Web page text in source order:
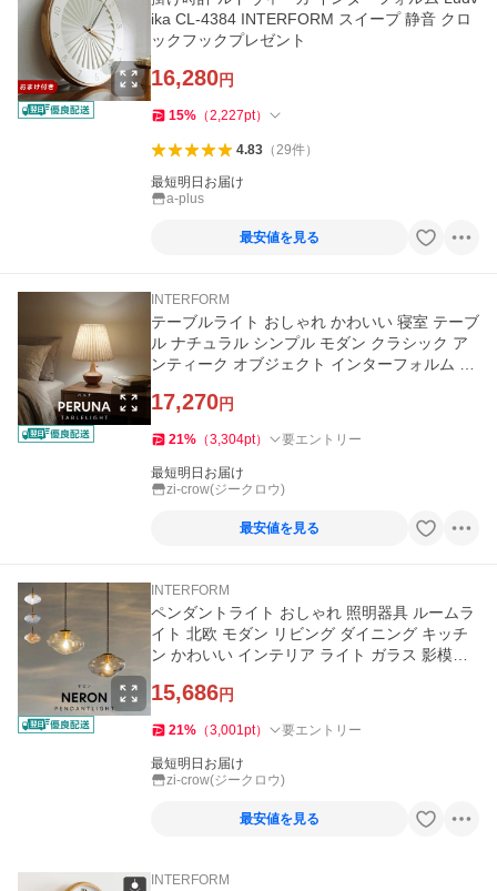
ika CL-4384 INTERFORM スイープ 静音 クロ
ックフックプレゼント
16,280円
15% （2,227pt）
4.83（29件）
最短明日お届け
a-plus
最安値を見る
INTERFORM
テーブルライト おしゃれ かわいい 寝室 テーブ
ル ナチュラル シンプル モダン クラシック ア
ンティーク オブジェクト インターフォルム 1
17,270円
21% （3,304pt） 要エントリー
最短明日お届け
zi-crow(ジークロウ)
最安値を見る
INTERFORM
ペンダントライト おしゃれ 照明器具 ルームラ
イト 北欧 モダン リビング ダイニング キッチ
ン かわいい インテリア ライト ガラス 影模様
15,686円
21% （3,001pt） 要エントリー
最短明日お届け
zi-crow(ジークロウ)
最安値を見る
INTERFORM